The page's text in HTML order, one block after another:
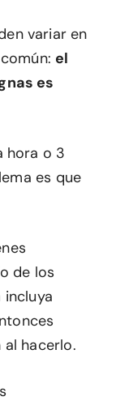
variar en
el
es
hora o 3
es que
de los
incluya
hacerlo.